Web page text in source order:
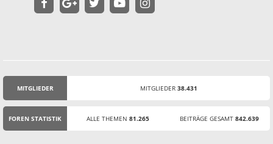
MITGLIEDER MITGLIEDER 38.431
FOREN STATISTIK ALLE THEMEN 81.265 BEITRÄGE GESAMT 842.639